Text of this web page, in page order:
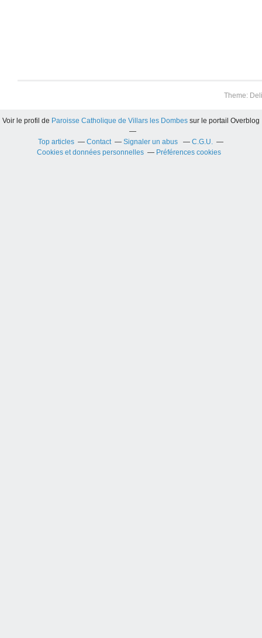
Theme:
Voir le profil de Paroisse Catholique de Villars les Dombes sur le portail Overblog
Top articles Contact Signaler un abus
C.G.U.
Cookies et données personnelles
Préférences cookies